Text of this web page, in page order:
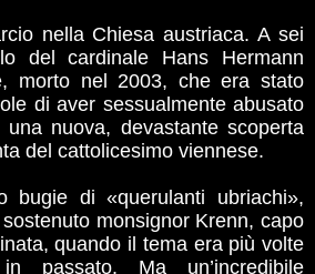
nella Chiesa austriaca. A sei
del cardinale Hans Hermann
morto nel 2003, che era stato
di aver sessualmente abusato
nuova, devastante scoperta
del cattolicesimo viennese.
bugie di «querulanti ubriachi»,
monsignor Krenn, capo
quando il tema era più volte
passato. Ma un’incredibile